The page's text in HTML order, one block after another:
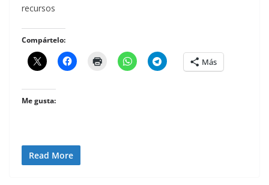
recursos
Compártelo:
Más
Me gusta:
Read More